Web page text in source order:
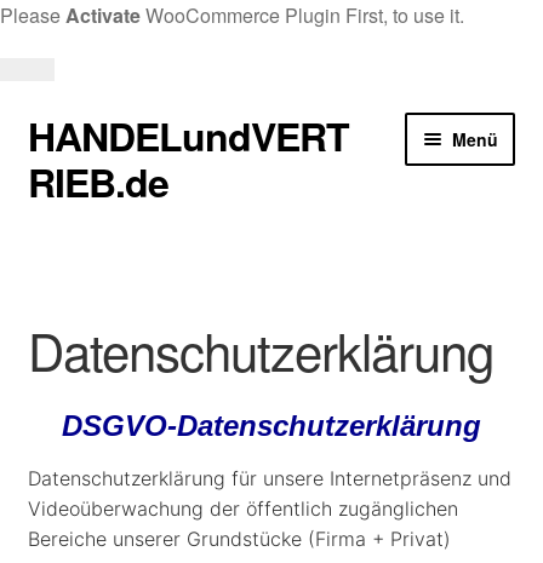
PleaseActivateWooCommerce Plugin First, to use it.
notice.
Zur
Navigation
springen
Zum
Inhalt
springen
HANDELundVERT
RIEB.de
Menü
Anfrage
Datenschutzerklärung
Impressum
Datenschutzerklärung
DSGVO-Datenschutzerklärung
Datenschutzerklärung für unsere Internetpräsenz und
Videoüberwachung der öffentlich zugänglichen
Bereiche unserer Grundstücke (Firma + Privat)